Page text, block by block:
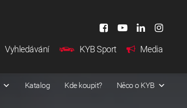
Vyhledávání KYB Sport Media
Katalog Kde koupit? Něco o KYB